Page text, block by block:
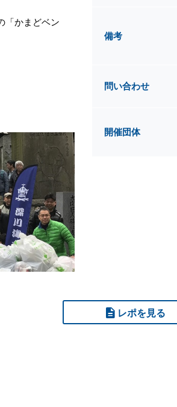
「かまどベン
備考
問い合わせ
開催団体
レポを見る